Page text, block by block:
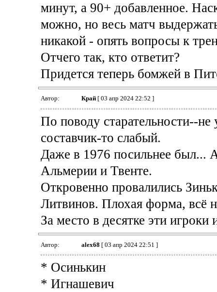
минут, а 90+ добавленное.
можно, но весь матч
никакой - опять вопросы к
Отчего так, кто ответит?
Придется теперь бомжей в
Автор: Край[ 03 апр 2024 22:52 ]
По поводу старательности--
составчик-то слабый.
Даже в 1976 посильнее был...
Альмерии и Твенте.
Откровенно провалились
Литвинов. Плохая форма, всё
За место в десятке эти
Автор: alex68 [ 03 апр 2024 22:51 ]
* Осинькин
* Игнашевич